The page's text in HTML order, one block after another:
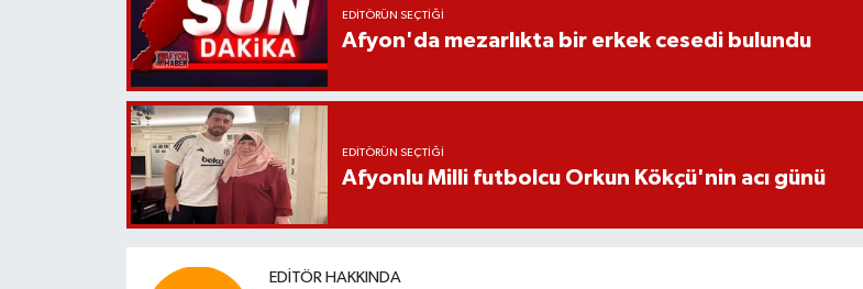
EDITÖRÜN SEÇTIĞI
Afyon'da mezarlıkta bir erkek cesedi bulundu
EDITÖRÜN SEÇTIĞI
Afyonlu Milli futbolcu Orkun Kökçü'nin acı günü
EDITÖR HAKKINDA